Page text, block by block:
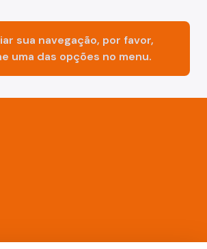
sua navegação, por favor,
uma das opções no menu.